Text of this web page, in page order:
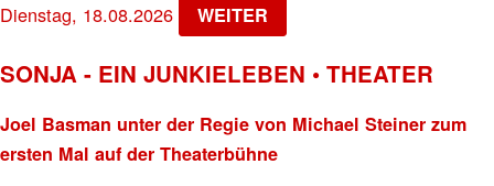
Dienstag, 18.08.2026 WEITER
SONJA - EIN JUNKIELEBEN • THEATER
Joel Basman unter der Regie von Michael Steiner zum
ersten Mal auf der Theaterbühne